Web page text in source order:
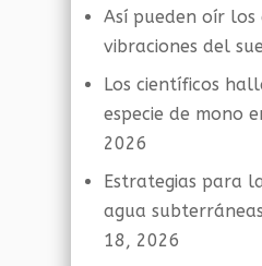
Así pueden oír
vibraciones del
Los científicos
especie de mono
2026
Estrategias para
agua
18, 2026